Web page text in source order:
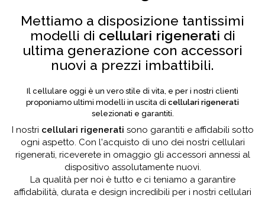
Mettiamo a disposizione tantissimi
modelli di cellulari rigenerati di
ultima generazione con accessori
nuovi a prezzi imbattibili.
Il cellulare oggi è un vero stile di vita, e per i nostri clienti
proponiamo ultimi modelli in uscita di cellulari rigenerati
selezionati e garantiti.
I nostri cellulari rigenerati sono garantiti e affidabili sotto
ogni aspetto. Con l'acquisto di uno dei nostri cellulari
rigenerati, riceverete in omaggio gli accessori annessi al
dispositivo assolutamente nuovi.
La qualità per noi è tutto e ci teniamo a garantire
affidabilità, durata e design incredibili per i nostri cellulari